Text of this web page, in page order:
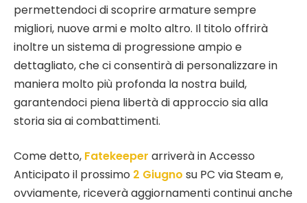
permettendoci di scoprire armature sempre
migliori, nuove armi e molto altro. Il titolo offrirà
inoltre un sistema di progressione ampio e
dettagliato, che ci consentirà di personalizzare in
maniera molto più profonda la nostra build,
garantendoci piena libertà di approccio sia alla
storia sia ai combattimenti.
Come detto, Fatekeeper arriverà in Accesso
Anticipato il prossimo 2 Giugno su PC via Steam e,
ovviamente, riceverà aggiornamenti continui anche